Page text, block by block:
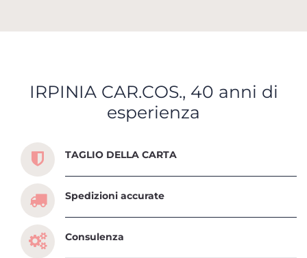
IRPINIA CAR.COS., 40 anni di
esperienza
Scopri tutti i servizi che ti abbiamo dedicato
TAGLIO DELLA CARTA
Spedizioni accurate
Consulenza